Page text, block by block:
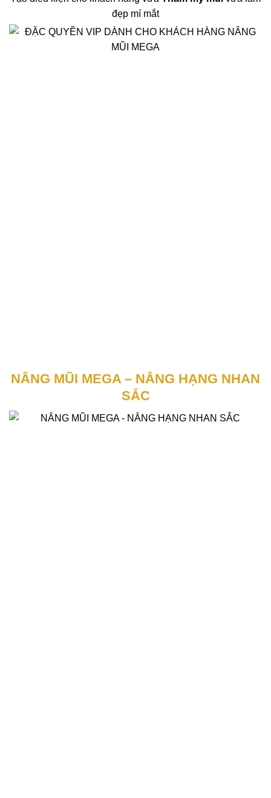
đẹp mí mắt
NÂNG MŨI MEGA – NÂNG HẠNG NHAN
SẮC